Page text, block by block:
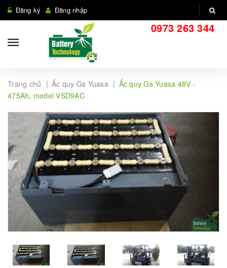
Đăng ký Đăng nhập
0973 263 344
Trang chủ | Ắc quy Gs Yuasa | Ắc quy Gs Yuasa 48V -
475Ah, model VSD9AC